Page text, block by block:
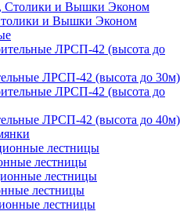
и Вышки Эконом
ЛРСП-42 (высота до 30м)
ЛРСП-42 (высота до 40м)
лестницы
лестницы